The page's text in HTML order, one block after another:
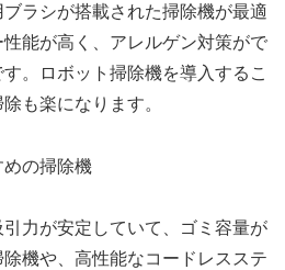
ラシが搭載された掃除機が最適
能が高く、アレルゲン対策がで
。ロボット掃除機を導入するこ
も楽になります。
の掃除機
力が安定していて、ゴミ容量が
機や、高性能なコードレスステ